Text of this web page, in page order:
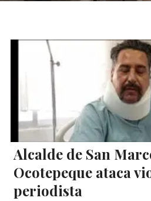
Alcalde de San
Ocotepeque ataca
periodista